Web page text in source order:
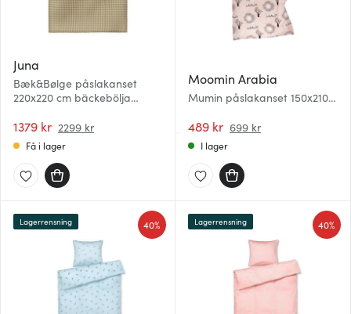
Juna
Bæk&Bølge påslakanset
220x220 cm bäckebölja
1379 kr 2299 kr
Få i lager
Moomin Arabia
Mumin påslakanset 150x210
489 kr 699 kr
I lager
40%
Lagerrensning 40%
Lagerrensning